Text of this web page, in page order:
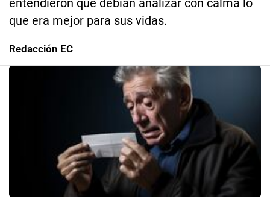
entendieron que debían analizar con calma lo
que era mejor para sus vidas.
Redacción EC